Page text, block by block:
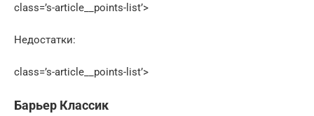
class=’s-article__points-list’>
Недостатки:
class=’s-article__points-list’>
Барьер Классик